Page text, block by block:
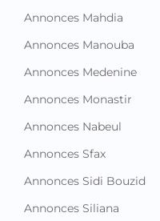
Annonces Mahdia
Annonces Manouba
Annonces Medenine
Annonces Monastir
Annonces Nabeul
Annonces Sfax
Annonces Sidi Bouzid
Annonces Siliana